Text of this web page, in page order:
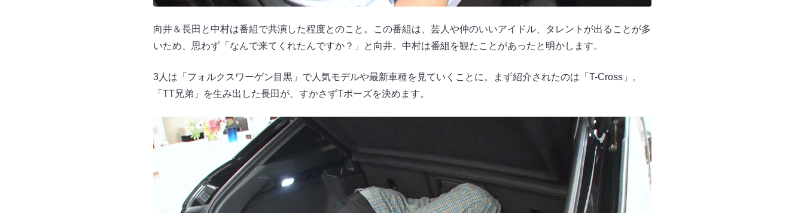
向井＆長田と中村は番組で共演した程度とのこと。この番組は、芸人や仲のいいアイドル、タレントが出ることが多
いため、思わず「なんで来てくれたんですか？」と向井。中村は番組を観たことがあったと明かします。
3人は「フォルクスワーゲン目黒」で人気モデルや最新車種を見ていくことに。まず紹介されたのは「T-Cross」。
「TT兄弟」を生み出した長田が、すかさずTポーズを決めます。